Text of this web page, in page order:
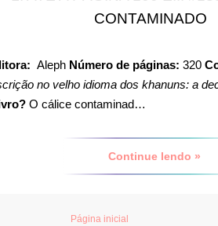
CONTAMINADO
Aleph Número de páginas: 320
no velho idioma dos khanuns: a
O cálice contaminad…
Continue lendo »
Página inicial